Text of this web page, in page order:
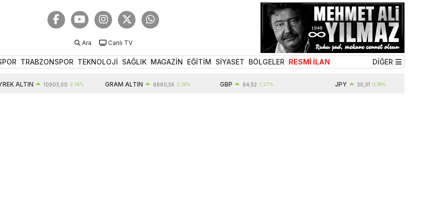
Ara Canlı TV
TRABZONSPOR TEKNOLOJİ SAĞLIK MAGAZİN EĞİTİM SİYASET BÖLGELER RESMİ İLAN DİĞER
ALTIN 10903,00 2,54% GRAM ALTIN 6660,55 2,59% GBP 64,52 0,27% JPY 30,31 0,39%